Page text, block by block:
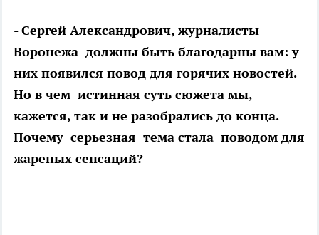
- Сергей Александрович, журналисты
Воронежа должны быть благодарны вам: у
них появился повод для горячих новостей.
Но в чем истинная суть сюжета мы,
кажется, так и не разобрались до конца.
Почему серьезная тема стала поводом для
жареных сенсаций?